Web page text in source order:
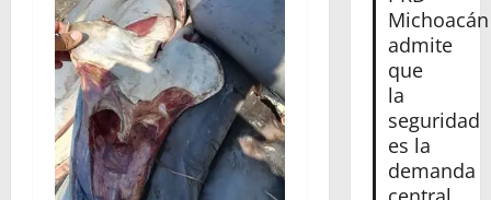
Michoacán
admite
que
la
seguridad
es la
demanda